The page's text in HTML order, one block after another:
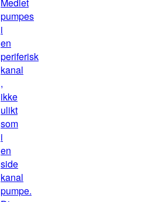
pumpes
i
en
periferisk
kanal
,
ikke
ulikt
som
i
en
side
kanal
pumpe.